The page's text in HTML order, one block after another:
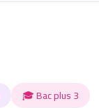
🎓 Bac plus 3